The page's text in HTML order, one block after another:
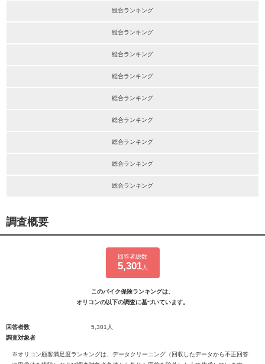
総合ランキング
総合ランキング
総合ランキング
総合ランキング
総合ランキング
総合ランキング
総合ランキング
総合ランキング
総合ランキング
調査概要
回答者総数
5,301人
このバイク保険ランキングは、
オリコンの以下の調査に基づいています。
回答者数
5,301人
調査対象者
※オリコン顧客満足度ランキングは、データクリーニング（回収したデータから不正回答